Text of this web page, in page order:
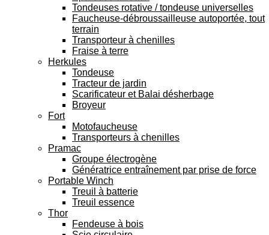
Tondeuses rotative / tondeuse universelles
Faucheuse-débroussailleuse autoportée, tout
terrain
Transporteur à chenilles
Fraise à terre
Herkules
Tondeuse
Tracteur de jardin
Scarificateur et Balai désherbage
Broyeur
Fort
Motofaucheuse
Transporteurs à chenilles
Pramac
Groupe électrogène
Génératrice entraînement par prise de force
Portable Winch
Treuil à batterie
Treuil essence
Thor
Fendeuse à bois